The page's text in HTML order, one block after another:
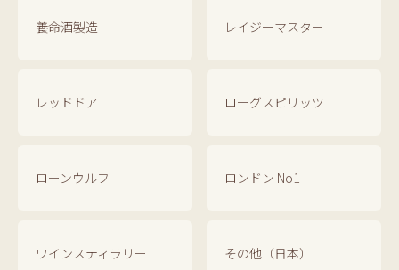
養命酒製造 レイジーマスター
レッドドア ローグスピリッツ
ローンウルフ ロンドン No1
ワインスティラリー その他（日本）